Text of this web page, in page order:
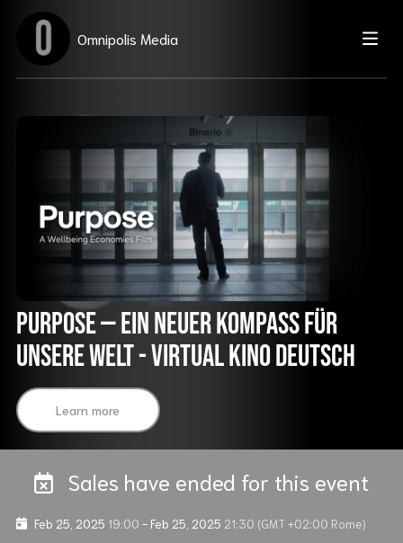
Omnipolis Media
Purpose — ein neuer Kompass für
unsere Welt - Virtual Kino Deutsch
Learn more
Sales have ended for this event
Feb 25, 2025 19:00 -Feb 25, 2025 21:30 (GMT +02:00 Rome)